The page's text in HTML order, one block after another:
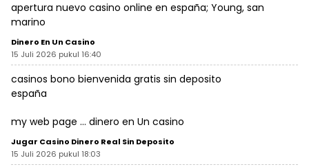
apertura nuevo casino online en españa; Young, san
marino
Dinero En Un Casino
15 Juli 2026 pukul 16:40
casinos bono bienvenida gratis sin deposito
españa
my web page … dinero en Un casino
Jugar Casino Dinero Real Sin Deposito
15 Juli 2026 pukul 18:03